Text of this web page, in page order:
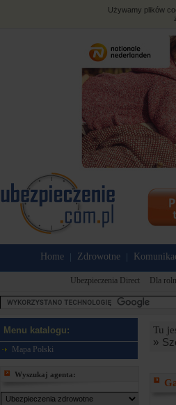
Używamy plików
Home Zdrowotne
Ubezpieczenia Direct Dla
Menu katalogu:
Mapa Polski
Wyszukaj agenta:
Tu
»